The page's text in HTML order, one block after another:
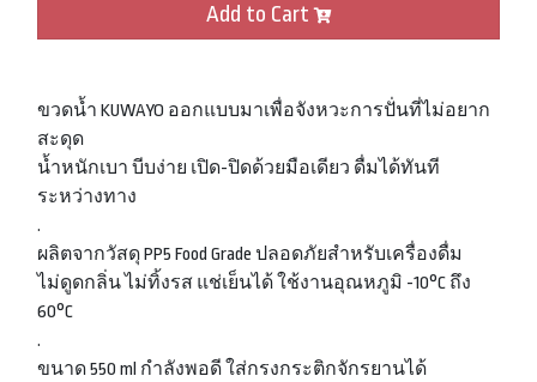
Add to Cart
ขวดน้ำ KUWAYO ออกแบบมาเพื่อจังหวะการปั่นที่ไม่อยาก
สะดุด
น้ำหนักเบา บีบง่าย เปิด-ปิดด้วยมือเดียว ดื่มได้ทันที
ระหว่างทาง
.
ผลิตจากวัสดุ PP5 Food Grade ปลอดภัยสำหรับเครื่องดื่ม
ไม่ดูดกลิ่น ไม่ทิ้งรส แช่เย็นได้ ใช้งานอุณหภูมิ -10°C ถึง
60°C
.
ขนาด 550 ml กำลังพอดี ใส่กรงกระติกจักรยานได้